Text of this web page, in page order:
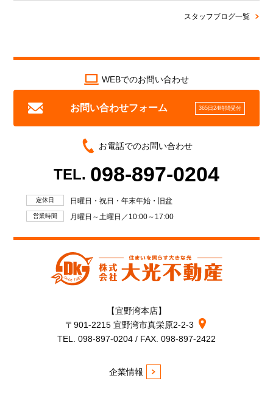
スタッフブログ一覧
WEBでのお問い合わせ
お問い合わせフォーム 365日24時間受付
お電話でのお問い合わせ
TEL. 098-897-0204
定休日 日曜日・祝日・年末年始・旧盆
営業時間 月曜日～土曜日／10:00～17:00
【宜野湾本店】
〒901-2215 宜野湾市真栄原2-2-3
TEL. 098-897-0204 / FAX. 098-897-2422
企業情報